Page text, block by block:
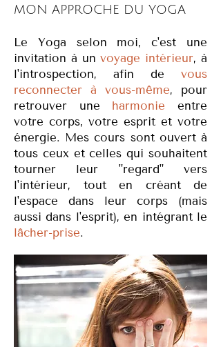
MON APPROCHE DU YOGA
Le Yoga selon moi, c'est une
invitation à unvoyage intérieur, à
l'introspection, afin de vous
reconnecter à vous-même, pour
retrouver une harmonie entre
votre corps, votre esprit et votre
énergie. Mes cours sont ouvert à
tous ceux et celles qui souhaitent
tourner leur "regard" vers
l'intérieur, tout en créant de
l'espace dans leur corps (mais
aussi dans l'esprit), en intégrant le
lâcher-prise.